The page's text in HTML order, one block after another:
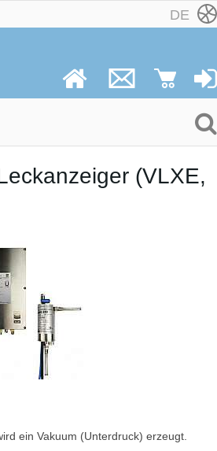
DE
(VLXE,
ein Vakuum (Unterdruck) erzeugt.